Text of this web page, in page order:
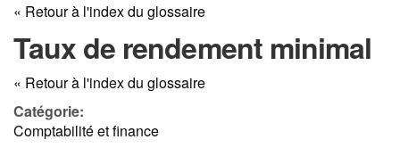
« Retour à l'index du glossaire
Taux de rendement minimal
« Retour à l'index du glossaire
Catégorie:
Comptabilité et finance